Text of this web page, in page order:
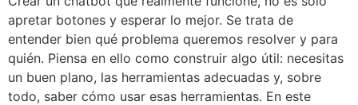
apretar botones y esperar lo mejor. Se trata de
entender bien qué problema queremos resolver y para
quién. Piensa en ello como construir algo útil: necesitas
un buen plano, las herramientas adecuadas y, sobre
todo, saber cómo usar esas herramientas. En este